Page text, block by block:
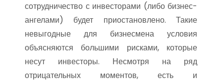
сотрудничество с инвесторами (либо бизнес-
ангелами) будет приостановлено. Такие
невыгодные для бизнесмена условия
объясняются большими рисками, которые
несут инвесторы. Несмотря на ряд
отрицательных моментов, есть и